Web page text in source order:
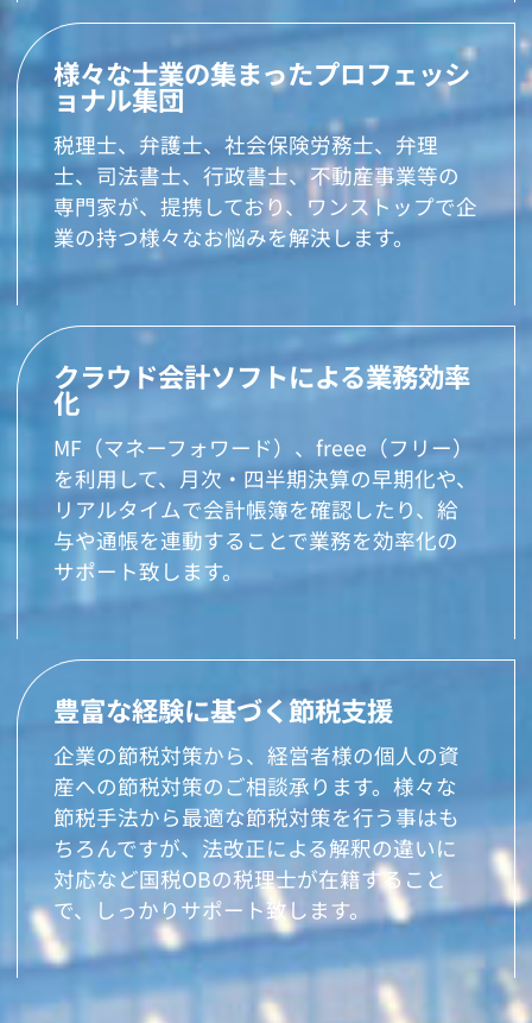
様々な士業の集まったプロフェッシ
ョナル集団
税理士、弁護士、社会保険労務士、弁理
士、司法書士、行政書士、不動産事業等の
専門家が、提携しており、ワンストップで企
業の持つ様々なお悩みを解決します。
クラウド会計ソフトによる業務効率
化
MF（マネーフォワード）、freee（フリー）
を利用して、月次・四半期決算の早期化や、
リアルタイムで会計帳簿を確認したり、給
与や通帳を連動することで業務を効率化の
サポート致します。
豊富な経験に基づく節税支援
企業の節税対策から、経営者様の個人の資
産への節税対策のご相談承ります。様々な
節税手法から最適な節税対策を行う事はも
ちろんですが、法改正による解釈の違いに
対応など国税OBの税理士が在籍すること
で、しっかりサポート致します。